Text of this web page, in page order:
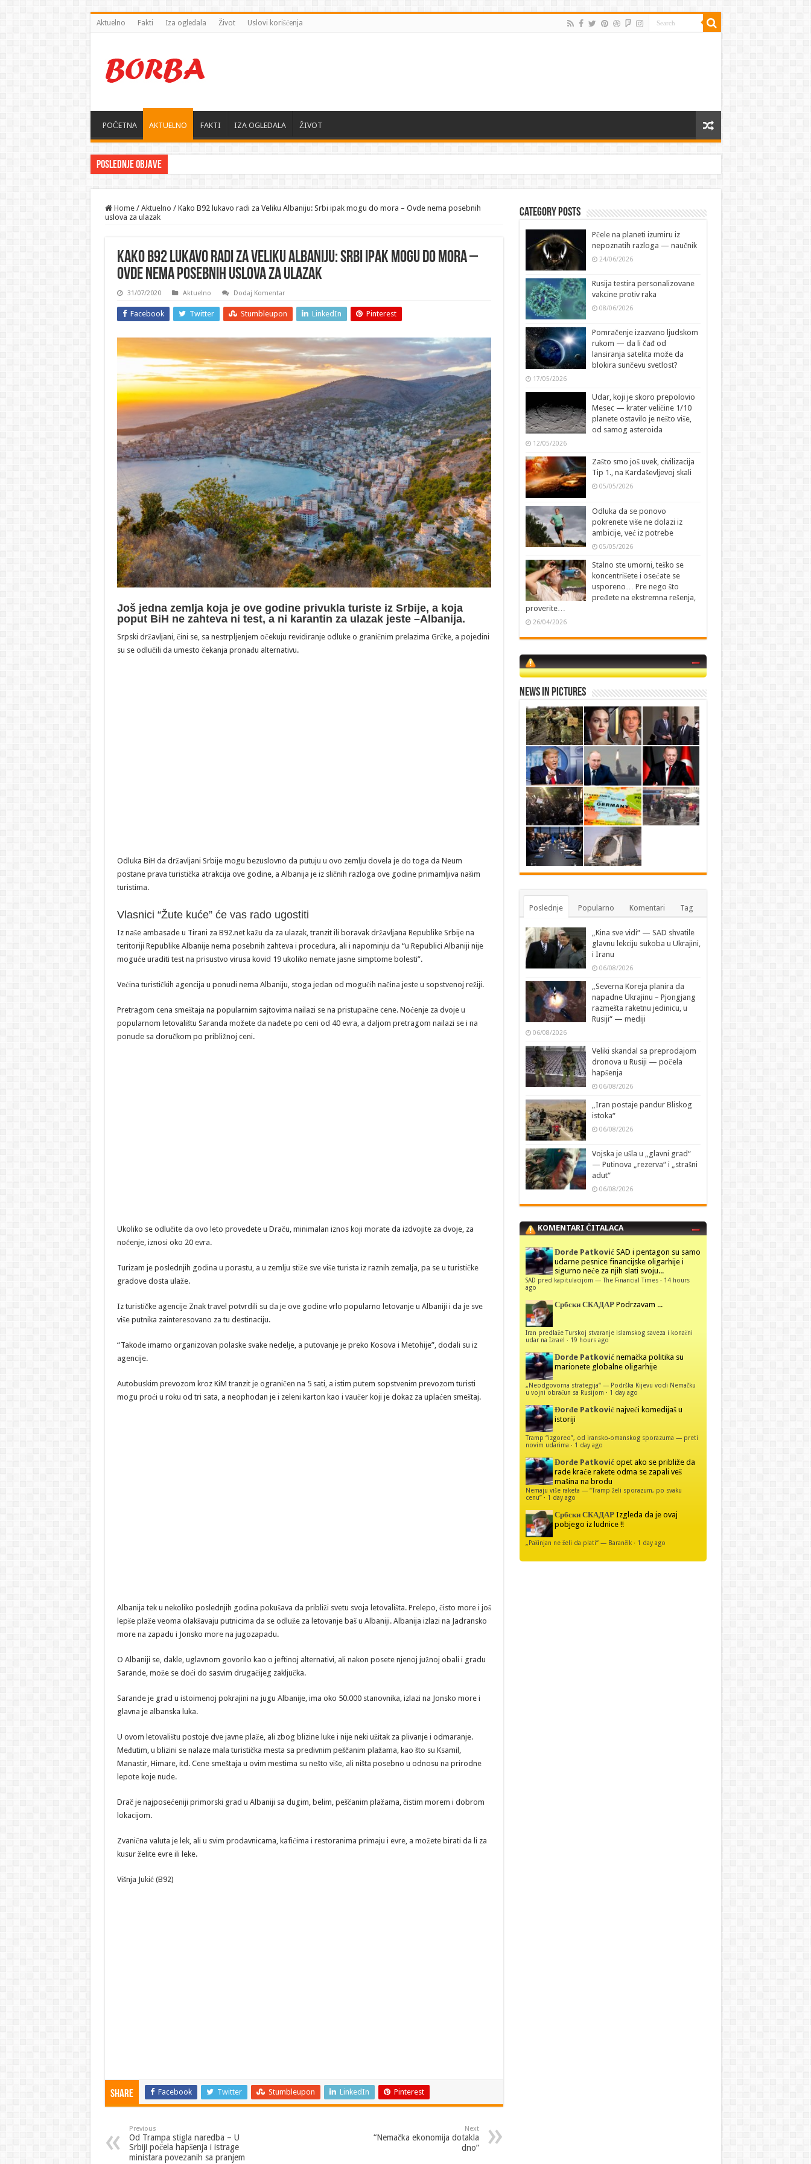
Aktuelno Fakti Iza ogledala Život Uslovi korišćenja
POČETNA AKTUELNO FAKTI IZA OGLEDALA ŽIVOT
Poslednje objave
Home / Aktuelno / Kako B92 lukavo radi za Veliku Albaniju: Srbi ipak mogu do mora – Ovde nema posebnih
uslova za ulazak
Kako B92 lukavo radi za Veliku Albaniju: Srbi ipak mogu do mora –
Ovde nema posebnih uslova za ulazak
31/07/2020 Aktuelno Dodaj Komentar
Facebook Twitter Stumbleupon LinkedIn Pinterest
Još jedna zemlja koja je ove godine privukla turiste iz Srbije, a koja
poput BiH ne zahteva ni test, a ni karantin za ulazak jeste –Albanija.
Srpski državljani, čini se, sa nestrpljenjem očekuju revidiranje odluke o graničnim prelazima Grčke, a pojedini
su se odlučili da umesto čekanja pronađu alternativu.
Odluka BiH da državljani Srbije mogu bezuslovno da putuju u ovo zemlju dovela je do toga da Neum
postane prava turistička atrakcija ove godine, a Albanija je iz sličnih razloga ove godine primamljiva našim
turistima.
Vlasnici “Žute kuće” će vas rado ugostiti
Iz naše ambasade u Tirani za B92.net kažu da za ulazak, tranzit ili boravak državljana Republike Srbije na
teritoriji Republike Albanije nema posebnih zahteva i procedura, ali i napominju da “u Republici Albaniji nije
moguće uraditi test na prisustvo virusa kovid 19 ukoliko nemate jasne simptome bolesti”.
Većina turističkih agencija u ponudi nema Albaniju, stoga jedan od mogućih načina jeste u sopstvenoj režiji.
Pretragom cena smeštaja na popularnim sajtovima nailazi se na pristupačne cene. Noćenje za dvoje u
popularnom letovalištu Saranda možete da nađete po ceni od 40 evra, a daljom pretragom nailazi se i na
ponude sa doručkom po približnoj ceni.
Ukoliko se odlučite da ovo leto provedete u Draču, minimalan iznos koji morate da izdvojite za dvoje, za
noćenje, iznosi oko 20 evra.
Turizam je poslednjih godina u porastu, a u zemlju stiže sve više turista iz raznih zemalja, pa se u turističke
gradove dosta ulaže.
Iz turističke agencije Znak travel potvrdili su da je ove godine vrlo popularno letovanje u Albaniji i da je sve
više putnika zainteresovano za tu destinaciju.
“Takođe imamo organizovan polaske svake nedelje, a putovanje je preko Kosova i Metohije”, dodali su iz
agencije.
Autobuskim prevozom kroz KiM tranzit je ograničen na 5 sati, a istim putem sopstvenim prevozom turisti
mogu proći u roku od tri sata, a neophodan je i zeleni karton kao i vaučer koji je dokaz za uplaćen smeštaj.
Albanija tek u nekoliko poslednjih godina pokušava da približi svetu svoja letovališta. Prelepo, čisto more i još
lepše plaže veoma olakšavaju putnicima da se odluže za letovanje baš u Albaniji. Albanija izlazi na Jadransko
more na zapadu i Jonsko more na jugozapadu.
O Albaniji se, dakle, uglavnom govorilo kao o jeftinoj alternativi, ali nakon posete njenoj južnoj obali i gradu
Sarande, može se doći do sasvim drugačijeg zaključka.
Sarande je grad u istoimenoj pokrajini na jugu Albanije, ima oko 50.000 stanovnika, izlazi na Jonsko more i
glavna je albanska luka.
U ovom letovalištu postoje dve javne plaže, ali zbog blizine luke i nije neki užitak za plivanje i odmaranje.
Međutim, u blizini se nalaze mala turistička mesta sa predivnim peščanim plažama, kao što su Ksamil,
Manastir, Himare, itd. Cene smeštaja u ovim mestima su nešto više, ali ništa posebno u odnosu na prirodne
lepote koje nude.
Drač je najposećeniji primorski grad u Albaniji sa dugim, belim, peščanim plažama, čistim morem i dobrom
lokacijom.
Zvanična valuta je lek, ali u svim prodavnicama, kafićima i restoranima primaju i evre, a možete birati da li za
kusur želite evre ili leke.
Višnja Jukić (B92)
Share Facebook Twitter Stumbleupon LinkedIn Pinterest
Previous
Od Trampa stigla naredba – U
Srbiji počela hapšenja i istrage
ministara povezanih sa pranjem
Next
“Nemačka ekonomija dotakla
dno”
Category Posts
Pčele na planeti izumiru iz
nepoznatih razloga — naučnik
24/06/2026
Rusija testira personalizovane
vakcine protiv raka
08/06/2026
Pomračenje izazvano ljudskom
rukom — da li čađ od
lansiranja satelita može da
blokira sunčevu svetlost?
17/05/2026
Udar, koji je skoro prepolovio
Mesec — krater veličine 1/10
planete ostavilo je nešto više,
od samog asteroida
12/05/2026
Zašto smo još uvek, civilizacija
Tip 1., na Kardaševljevoj skali
05/05/2026
Odluka da se ponovo
pokrenete više ne dolazi iz
ambicije, već iz potrebe
05/05/2026
Stalno ste umorni, teško se
koncentrišete i osećate se
usporeno… Pre nego što
pređete na ekstremna rešenja,
proverite…
26/04/2026
News in Pictures
Poslednje Popularno Komentari Tag
„Kina sve vidi“ — SAD shvatile
glavnu lekciju sukoba u Ukrajini,
i Iranu
06/08/2026
„Severna Koreja planira da
napadne Ukrajinu – Pjongjang
razmešta raketnu jedinicu, u
Rusiji“ — mediji
06/08/2026
Veliki skandal sa preprodajom
dronova u Rusiji — počela
hapšenja
06/08/2026
„Iran postaje pandur Bliskog
istoka“
06/08/2026
Vojska je ušla u „glavni grad“
— Putinova „rezerva“ i „strašni
adut“
06/08/2026
KOMENTARI ČITALACA
Đorđe Patković SAD i pentagon su samo
udarne pesnice financijske oligarhije i
sigurno neće za njih slati svoju...
SAD pred kapitulacijom — The Financial Times· 14 hours
ago
Србски СКАДАР Podrzavam ...
Iran predlaže Turskoj stvaranje islamskog saveza i konačni
udar na Izrael · 19 hours ago
Đorđe Patković nemačka politika su
marionete globalne oligarhije
„Neodgovorna strategija“ — Podrška Kijevu vodi Nemačku
u vojni obračun sa Rusijom · 1 day ago
Đorđe Patković najveći komedijaš u
istoriji
Tramp “izgoreo”, od iransko-omanskog sporazuma — preti
novim udarima · 1 day ago
Đorđe Patković opet ako se približe da
rade kraće rakete odma se zapali veš
mašina na brodu
Nemaju više raketa — “Tramp želi sporazum, po svaku
cenu”· 1 day ago
Србски СКАДАР Izgleda da je ovaj
pobjego iz ludnice !!
„Pašinjan ne želi da plati“ — Barančik· 1 day ago